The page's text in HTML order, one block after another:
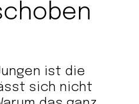
ist die
sich nicht